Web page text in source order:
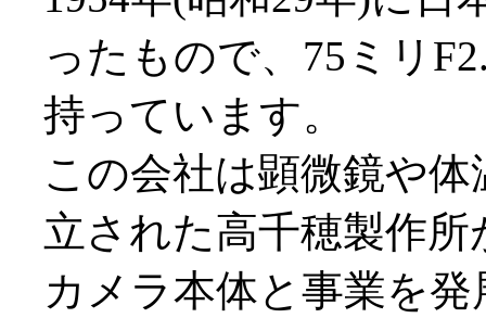
ったもので、75ミリ
持っています。
この会社は顕微鏡や
立された高千穂製作
カメラ本体と事業を